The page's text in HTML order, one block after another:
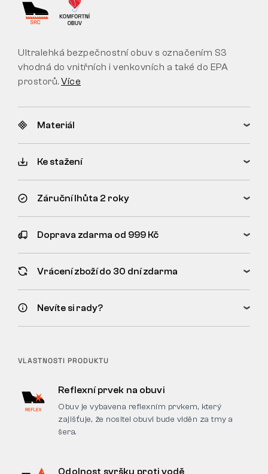
Ultralehká bezpečnostní obuv s označením S3
vhodná do vnitřních i venkovních a také do EPA
prostorů. Více
Materiál
Ke stažení
Záruční lhůta 2 roky
Doprava zdarma od 999 Kč
Vrácení zboží do 30 dní zdarma
Nevíte si rady?
VLASTNOSTI PRODUKTU
Reflexní prvek na obuvi
Obuv je vybavena reflexním prvkem, který
zajišťuje, že nositel obuvi bude viděn za tmy a
šera.
Odolnost svršku proti vodě